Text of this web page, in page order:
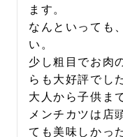
ます。
なんといっても
い。
少し粗目でお肉
らも大好評でし
大人から子供ま
メンチカツは店
ても美味しかっ